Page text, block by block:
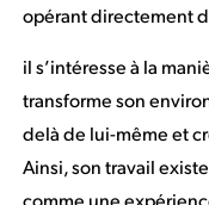
opérant directement
il s’intéresse à la
transforme son
delà de lui-même et
Ainsi, son travail
comme une